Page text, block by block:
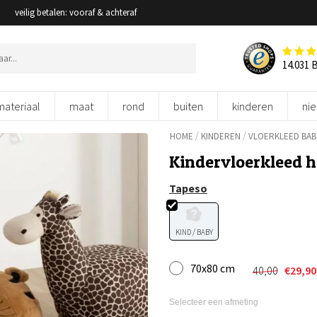
veilig betalen: vooraf & achteraf
14.031
maat rond buiten kinderen
HOME / KINDEREN /VLOERKLEED
Kindervloerkleed
Tapeso
KIND / BABY
70x80 cm 40,00
was:
€29,90
Huidige
is:
Selecteer een afmeting